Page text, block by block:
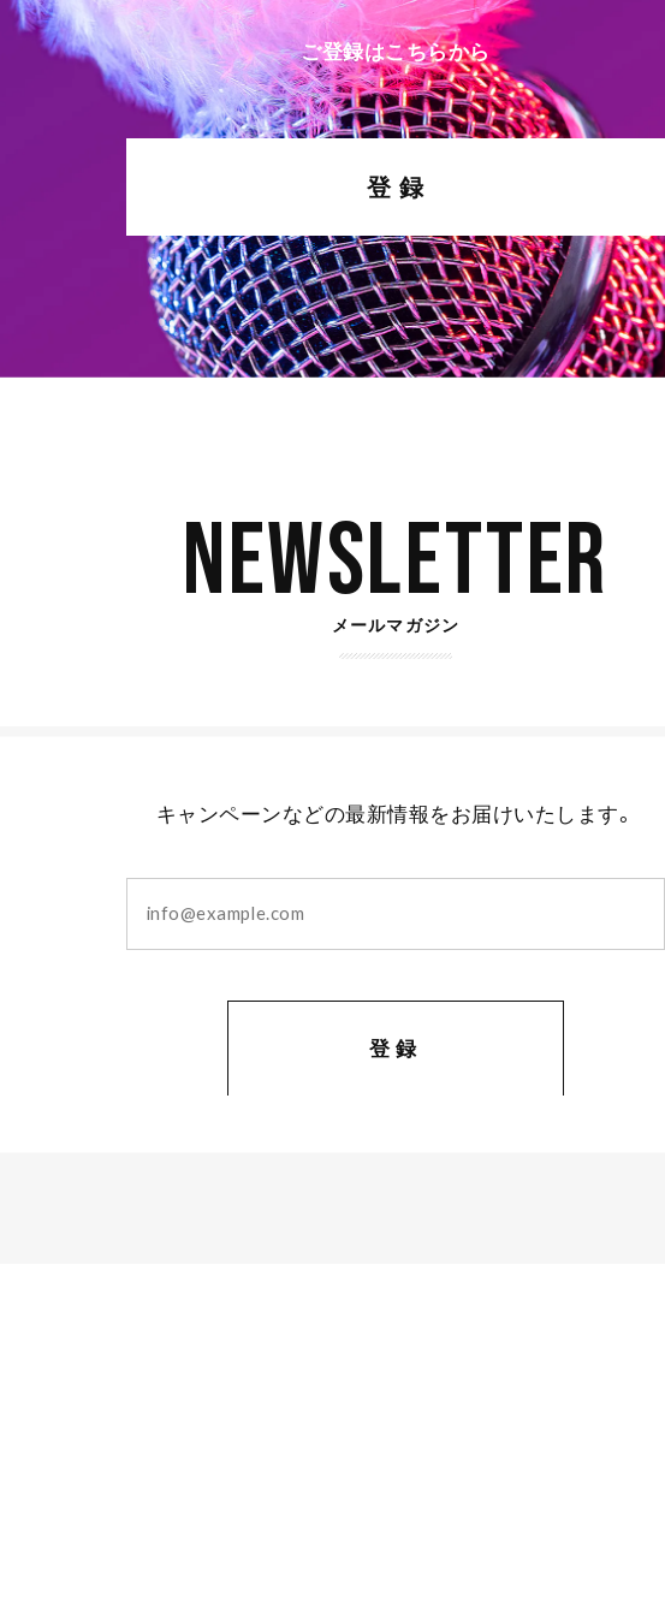
ご登録はこちらから
登 録
Newsletter
メールマガジン
キャンペーンなどの最新情報をお届けいたします。
登録